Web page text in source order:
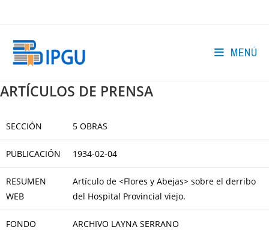
MENÚ
ARTÍCULOS DE PRENSA
SECCIÓN 5 OBRAS
PUBLICACIÓN 1934-02-04
RESUMEN
WEB
Artículo de <Flores y Abejas> sobre el derribo
del Hospital Provincial viejo.
FONDO ARCHIVO LAYNA SERRANO